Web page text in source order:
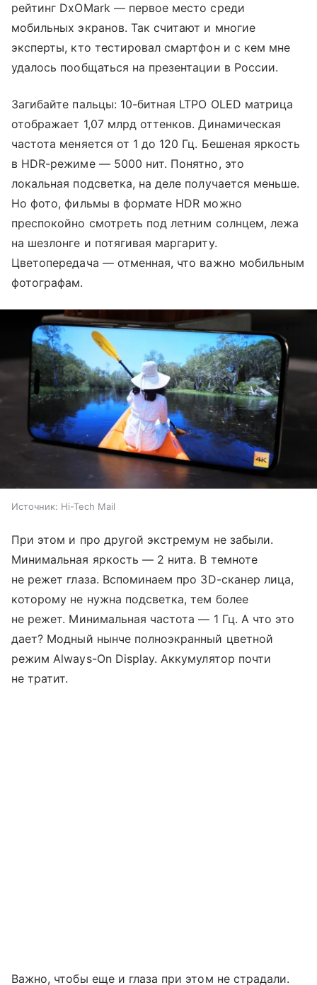
рейтинг DxOMark — первое место среди
мобильных экранов. Так считают и многие
эксперты, кто тестировал смартфон и с кем мне
удалось пообщаться на презентации в России.
Загибайте пальцы: 10-битная LTPO OLED матрица
отображает 1,07 млрд оттенков. Динамическая
частота меняется от 1 до 120 Гц. Бешеная яркость
в HDR-режиме — 5000 нит. Понятно, это
локальная подсветка, на деле получается меньше.
Но фото, фильмы в формате HDR можно
преспокойно смотреть под летним солнцем, лежа
на шезлонге и потягивая маргариту.
Цветопередача — отменная, что важно мобильным
фотографам.
Источник: Hi-Tech Mail
При этом и про другой экстремум не забыли.
Минимальная яркость — 2 нита. В темноте
не режет глаза. Вспоминаем про 3D-сканер лица,
которому не нужна подсветка, тем более
не режет. Минимальная частота — 1 Гц. А что это
дает? Модный нынче полноэкранный цветной
режим Always-On Display. Аккумулятор почти
не тратит.
Важно, чтобы еще и глаза при этом не страдали.